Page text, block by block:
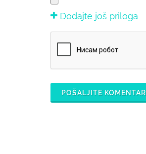
Dodajte još priloga
POŠALJITE KOMENTAR